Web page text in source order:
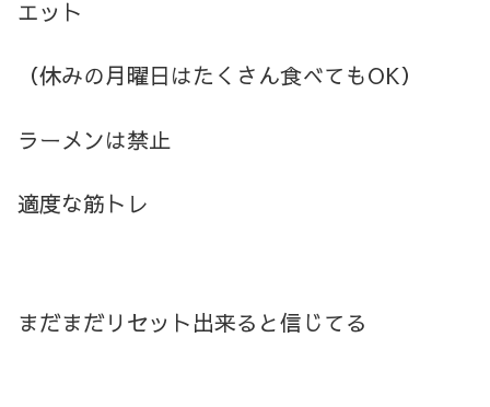
エット
（休みの月曜日はたくさん食べてもOK）
ラーメンは禁止
適度な筋トレ
まだまだリセット出来ると信じてる